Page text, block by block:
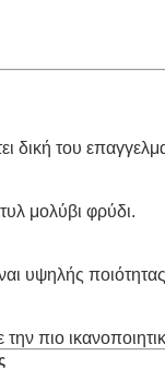
δική του
μολύβι φρύδι.
υψηλής
πιο